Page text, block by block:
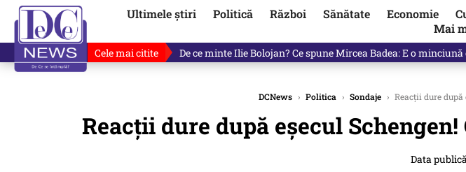
Ultimele știri Politică Război Sănătate Economie
Mai
Cele mai citite Fotografia cu Ilie Bolojan care spune exact opusul unei decizii
DCNews › Politica › Sondaje › Reacții dure după
Reacții dure după eșecul
Data